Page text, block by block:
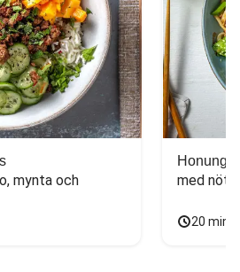
mynta och
med
20